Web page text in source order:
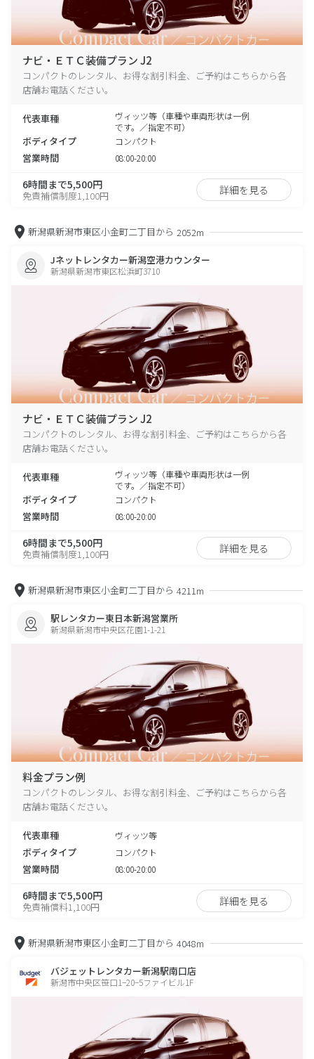
ナビ・ＥＴＣ装備プラン J2
コンパクトのレンタル、お得な割引料金、ご予約はこちらから各
店舗お電話ください。
代表車種
ヴィッツ等（車種や車両形状は一例
です。／指定不可）
ボディタイプ コンパクト
営業時間 08:00-20:00
6時間まで5,500円
免責補償制度1,100円 詳細を見る
新潟県新潟市東区小金町二丁目から 2052m
Jネットレンタカー新潟空港カウンター
新潟県新潟市東区松浜町3710
ナビ・ＥＴＣ装備プラン J2
コンパクトのレンタル、お得な割引料金、ご予約はこちらから各
店舗お電話ください。
代表車種
ヴィッツ等（車種や車両形状は一例
です。／指定不可）
ボディタイプ コンパクト
営業時間 08:00-20:00
6時間まで5,500円
免責補償制度1,100円 詳細を見る
新潟県新潟市東区小金町二丁目から 4211m
駅レンタカー東日本新潟営業所
新潟県新潟市中央区花園1-1-21
料金プラン例
コンパクトのレンタル、お得な割引料金、ご予約はこちらから各
店舗お電話ください。
代表車種 ヴィッツ等
ボディタイプ コンパクト
営業時間 08:00-20:00
6時間まで5,500円
免責補償料1,100円 詳細を見る
新潟県新潟市東区小金町二丁目から 4048m
バジェットレンタカー新潟駅南口店
新潟市中央区笹口1−20−5ファイビル1F